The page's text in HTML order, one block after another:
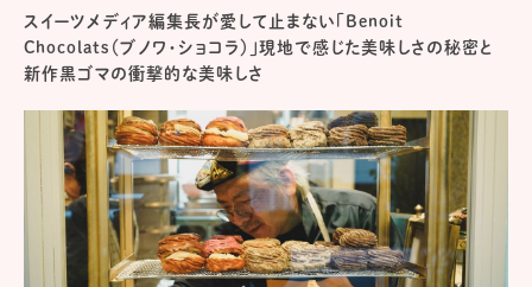
スイーツメディア編集長が愛して止まない「Benoit
Chocolats（ブノワ・ショコラ）」現地で感じた美味しさの秘密と
新作黒ゴマの衝撃的な美味しさ